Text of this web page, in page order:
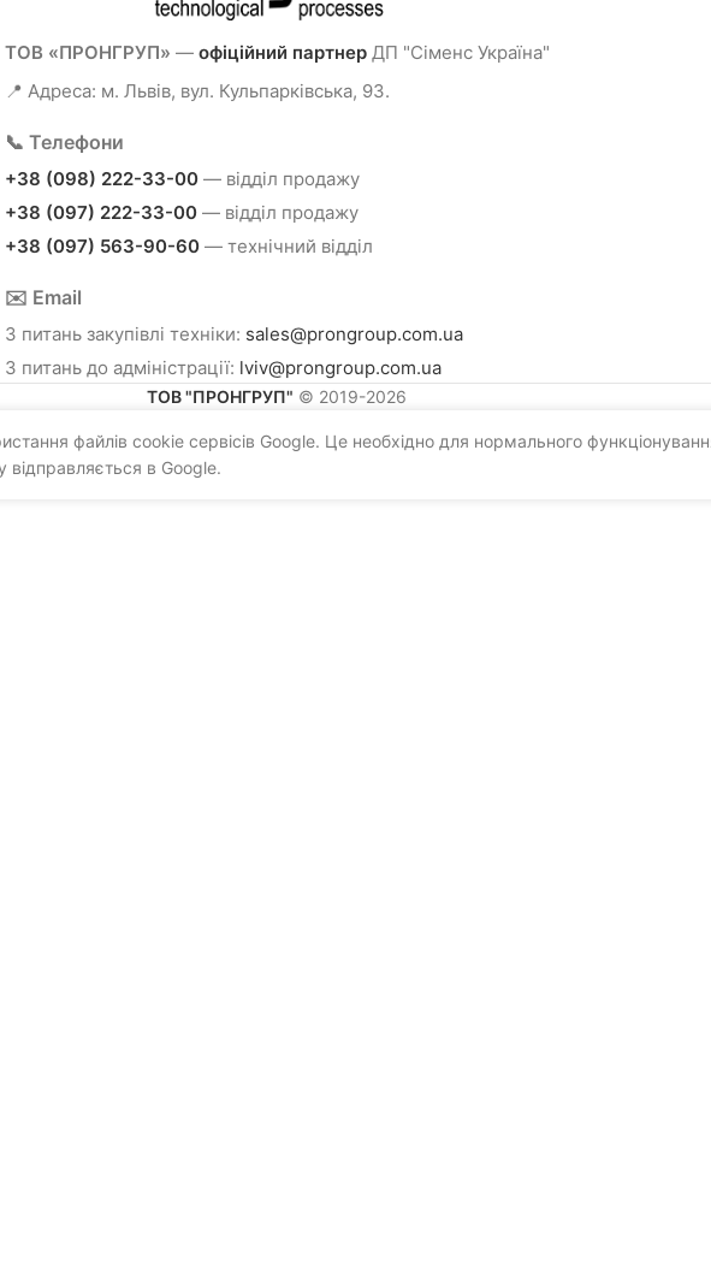
ТОВ «ПРОНГРУП» — офіційний партнерДП "Сіменс Україна"
📍 Адреса: м. Львів, вул. Кульпарківська, 93.
📞 Телефони
+38 (098) 222-33-00— відділ продажу
+38 (097) 222-33-00— відділ продажу
+38 (097) 563-90-60— технічний відділ
✉️ Email
З питань закупівлі техніки: sales@prongroup.com.ua
З питань до адміністрації: lviv@prongroup.com.ua
ТОВ "ПРОНГРУП" © 2019-2026
файлів cookie сервісів Google. Це необхідно для нормального
відправляється в Google.